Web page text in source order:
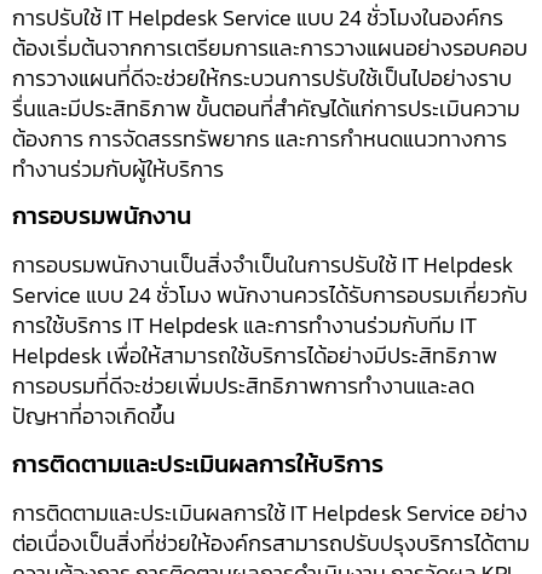
การปรับใช้ IT Helpdesk Service แบบ 24 ชั่วโมงในองค์กร
ต้องเริ่มต้นจากการเตรียมการและการวางแผนอย่างรอบคอบ
การวางแผนที่ดีจะช่วยให้กระบวนการปรับใช้เป็นไปอย่างราบ
รื่นและมีประสิทธิภาพ ขั้นตอนที่สำคัญได้แก่การประเมินความ
ต้องการ การจัดสรรทรัพยากร และการกำหนดแนวทางการ
ทำงานร่วมกับผู้ให้บริการ
การอบรมพนักงาน
การอบรมพนักงานเป็นสิ่งจำเป็นในการปรับใช้ IT Helpdesk
Service แบบ 24 ชั่วโมง พนักงานควรได้รับการอบรมเกี่ยวกับ
การใช้บริการ IT Helpdesk และการทำงานร่วมกับทีม IT
Helpdesk เพื่อให้สามารถใช้บริการได้อย่างมีประสิทธิภาพ
การอบรมที่ดีจะช่วยเพิ่มประสิทธิภาพการทำงานและลด
ปัญหาที่อาจเกิดขึ้น
การติดตามและประเมินผลการให้บริการ
การติดตามและประเมินผลการใช้ IT Helpdesk Service อย่าง
ต่อเนื่องเป็นสิ่งที่ช่วยให้องค์กรสามารถปรับปรุงบริการได้ตาม